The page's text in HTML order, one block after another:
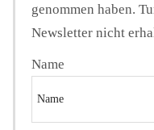
genommen haben.
Newsletter nicht
Name